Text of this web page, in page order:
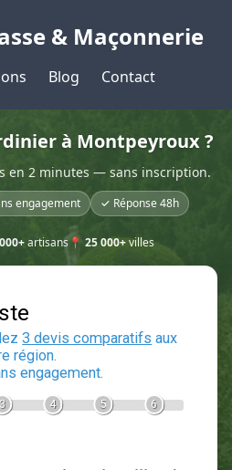
& Maçonnerie
Blog Contact
à Montpeyroux ?
en 2 minutes — sans inscription.
engagement ✓ Réponse 48h
artisans📍 25 000+villes
3 devis comparatifs